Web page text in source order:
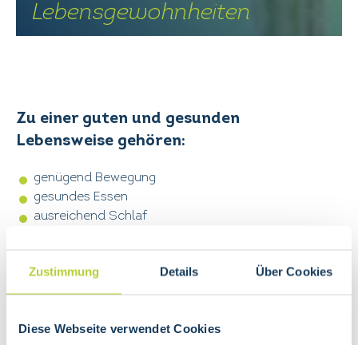
Zustimmung Details Über Cookies
Diese Webseite verwendet Cookies
Lebensgewohnheiten
Zu einer guten und gesunden
Lebensweise gehören:
genügend Bewegung
gesundes Essen
ausreichend Schlaf